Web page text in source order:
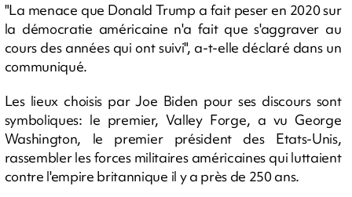
"La menace que Donald Trump a fait peser en 2020 sur
la démocratie américaine n'a fait que s'aggraver au
cours des années qui ont suivi", a-t-elle déclaré dans un
communiqué.
Les lieux choisis par Joe Biden pour ses discours sont
symboliques: le premier, Valley Forge, a vu George
Washington, le premier président des Etats-Unis,
rassembler les forces militaires américaines qui luttaient
contre l'empire britannique il y a près de 250 ans.